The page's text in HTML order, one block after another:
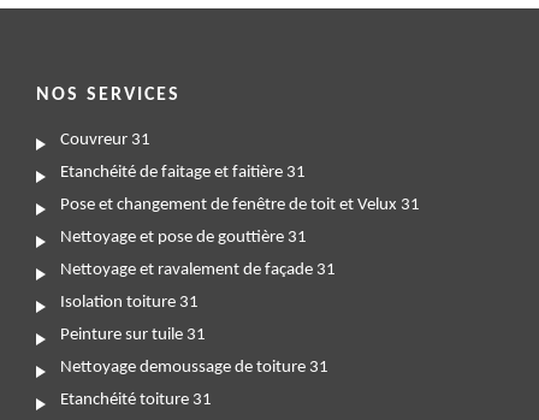
NOS SERVICES
Couvreur 31
Etanchéité de faitage et faitière 31
Pose et changement de fenêtre de toit et Velux 31
Nettoyage et pose de gouttière 31
Nettoyage et ravalement de façade 31
Isolation toiture 31
Peinture sur tuile 31
Nettoyage demoussage de toiture 31
Etanchéité toiture 31